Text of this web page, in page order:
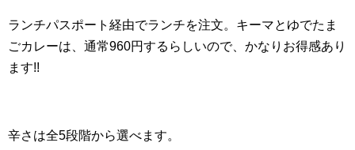
ランチパスポート経由でランチを注文。 キーマとゆでたま
ごカレーは、通常960円するらしいので、かなりお得感あり
ます!!
辛さは全5段階から選べます。